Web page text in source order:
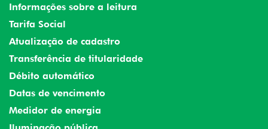
Informações sobre a leitura
Tarifa Social
Atualização de cadastro
Transferência de titularidade
Débito automático
Datas de vencimento
Medidor de energia